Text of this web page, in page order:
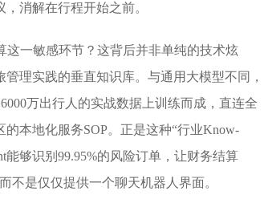
消解在行程开始之前。
一敏感环节？这背后并非单纯的技术炫
理实践的垂直知识库。与通用大模型不同，
万出行人的实战数据上训练而成，直连全
本地化服务SOP。正是这种“行业Know-
够识别99.95%的风险订单，让财务结算
是仅仅提供一个聊天机器人界面。